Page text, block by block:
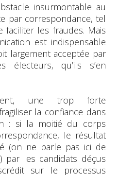
insurmontable au
par correspondance, tel
les fraudes. Mais
est indispensable
largement acceptée par
électeurs, qu’ils s’en
une trop forte
la confiance dans
: si la moitié du corps
le résultat
(on ne parle pas ici de
par les candidats déçus
sur le processus